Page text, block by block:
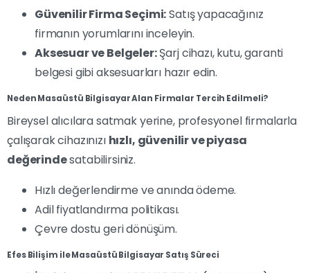
Güvenilir Firma Seçimi:Satış yapacağınız
firmanın yorumlarını inceleyin.
Aksesuar ve Belgeler:Şarj cihazı, kutu, garanti
belgesi gibi aksesuarları hazır edin.
Neden Masaüstü Bilgisayar Alan Firmalar Tercih Edilmeli?
Bireysel alıcılara satmak yerine, profesyonel firmalarla
çalışarak cihazınızı hızlı, güvenilir ve piyasa
değerindesatabilirsiniz.
Hızlı değerlendirme ve anında ödeme.
Adil fiyatlandırma politikası.
Çevre dostu geri dönüşüm.
Efes Bilişim ile Masaüstü Bilgisayar Satış Süreci